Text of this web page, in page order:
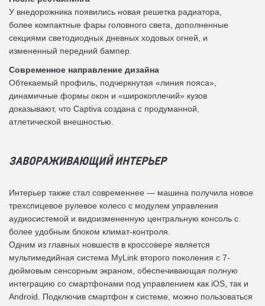
У внедорожника появились новая решетка радиатора,
более компактные фары головного света, дополненные
секциями светодиодных дневных ходовых огней, и
измененный передний бампер.
Современное направление дизайна
Обтекаемый профиль, подчеркнутая «линия пояса»,
динамичные формы окон и «широкоплечий» кузов
доказывают, что Captiva создана с продуманной,
атлетической внешностью.
ЗАВОРАЖИВАЮЩИЙ ИНТЕРЬЕР
Интерьер также стал современнее — машина получила новое
трехспицевое рулевое колесо с модулем управления
аудиосистемой и видоизмененную центральную консоль с
более удобным блоком климат-контроля.
Одним из главных новшеств в кроссовере является
мультимедийная система MyLink второго поколения с 7-
дюймовым сенсорным экраном, обеспечивающая полную
интеграцию со смартфонами под управлением как iOS, так и
Android. Подключив смартфон к системе, можно пользоваться